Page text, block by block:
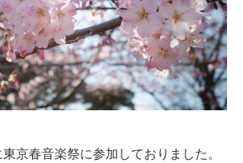
京春音楽祭に参加しておりました。